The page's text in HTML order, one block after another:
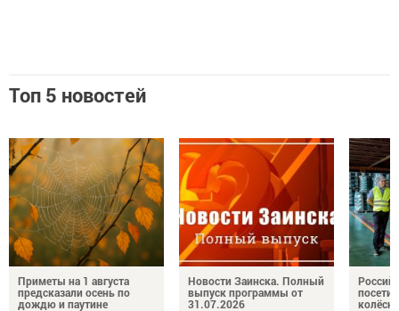
Топ 5 новостей
Приметы на 1 августа
предсказали осень по
дождю и паутине
Новости Заинска. Полный
выпуск программы от
31.07.2026